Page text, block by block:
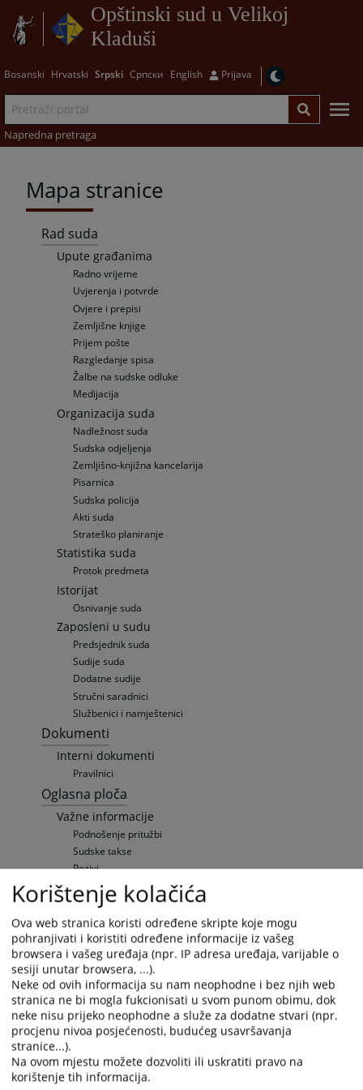
Opštinski sud u Velikoj
Kladuši
Bosanski Hrvatski Srpski Српски English Prijava
Napredna pretraga
Mapa stranice
Rad suda
Upute građanima
Radno vrijeme
Uvjerenja i potvrde
Ovjere i prepisi
Zemljišne knjige
Prijem pošte
Razgledanje spisa
Žalbe na sudske odluke
Medijacija
Organizacija suda
Nadležnost suda
Sudska odjeljenja
Zemljišno-knjižna kancelarija
Pisarnica
Sudska policija
Akti suda
Strateško planiranje
Statistika suda
Protok predmeta
Istorijat
Osnivanje suda
Zaposleni u sudu
Predsjednik suda
Sudije suda
Dodatne sudije
Stručni saradnici
Službenici i namještenici
Dokumenti
Interni dokumenti
Pravilnici
Oglasna ploča
Važne informacije
Podnošenje pritužbi
Sudske takse
Pozivi
Sudski vještaci i tumači
Pravna pomoć
Lista izabranih povjerljivih savjetnika
Raspored suđenja
Raspored suđenja
Elektronska oglasna tabla
Upražnjene pozicije
Opšte informacije
Objavljene pozicije
Sudska prodaja
Nekretnine
Vozila
Korištenje kolačića
Ova web stranica koristi određene skripte koje mogu
pohranjivati i koristiti određene informacije iz vašeg
browsera i vašeg uređaja (npr. IP adresa uređaja, varijable o
sesiji unutar browsera, ...).
Neke od ovih informacija su nam neophodne i bez njih web
stranica ne bi mogla fukcionisati u svom punom obimu, dok
neke nisu prijeko neophodne a služe za dodatne stvari (npr.
procjenu nivoa posjećenosti, budućeg usavršavanja
stranice...).
Na ovom mjestu možete dozvoliti ili uskratiti pravo na
korištenje tih informacija.